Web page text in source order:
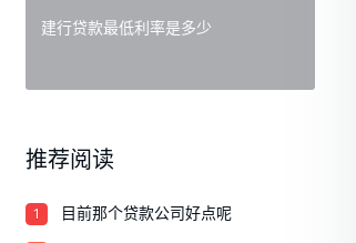
建行贷款最低利率是多少
推荐阅读
1 目前那个贷款公司好点呢